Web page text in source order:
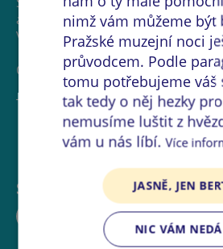
akademického malíře Martina
Vladimíra Boudníka.
Otevřeno bude od 19 do 23 hodin.
Těšíme se na všechny
Sdílejte událost:
nimž vám můžeme být
Pražské muzejní noci
průvodcem. Podle
tomu potřebujeme váš
tak tedy o něj hezky
nemusíme luštit z
vám u nás líbí.Více
JASNĚ, JEN
NIC VÁM